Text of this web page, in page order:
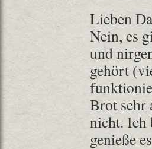
Lieben
Nein, es
und
gehört
Brot sehr
nicht. Ich
genieße